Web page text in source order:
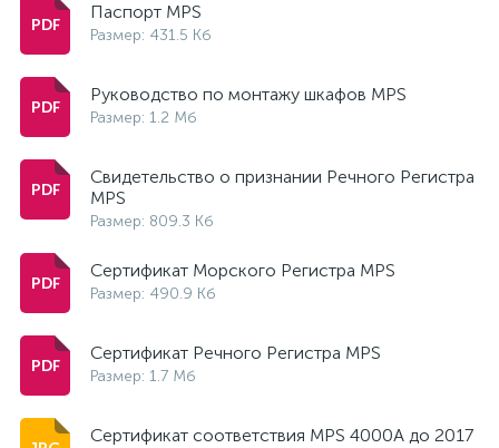
Паспорт MPS
Размер: 431.5 Кб
Руководство по монтажу шкафов MPS
Размер: 1.2 Мб
Свидетельство о признании Речного Регистра
MPS
Размер: 809.3 Кб
Сертификат Морского Регистра MPS
Размер: 490.9 Кб
Сертификат Речного Регистра MPS
Размер: 1.7 Мб
Cертификат соответствия MPS 4000A до 2017